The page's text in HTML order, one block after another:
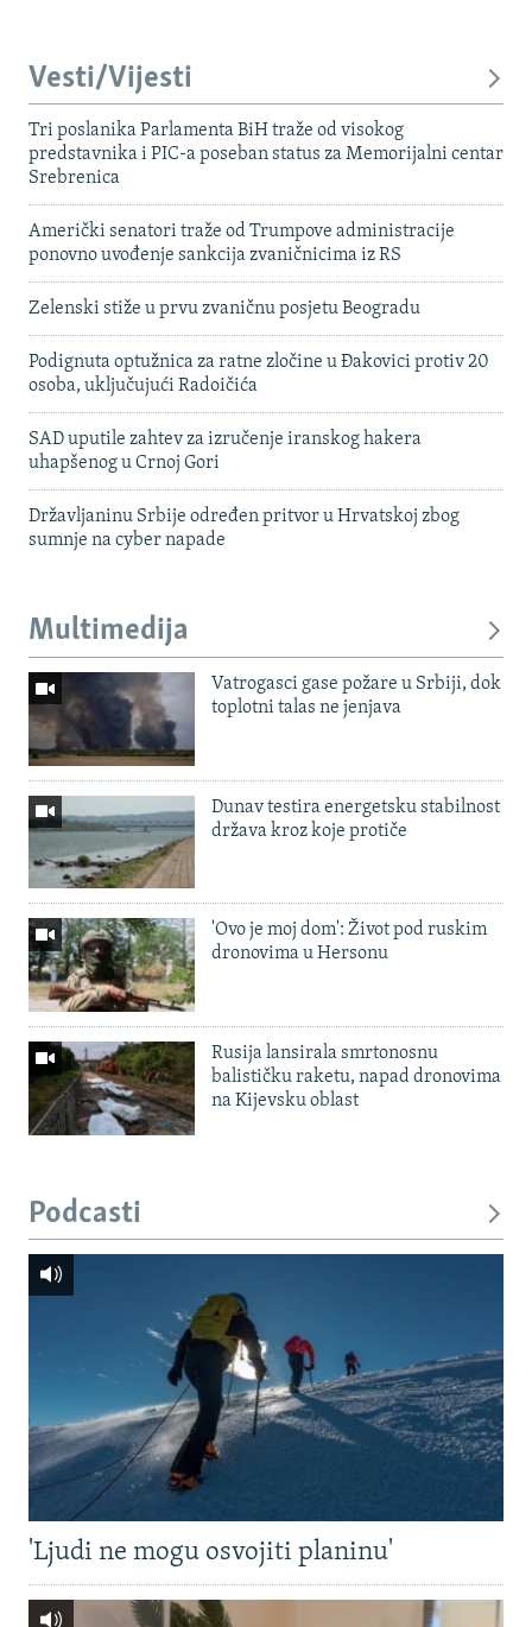
Vesti/Vijesti
Tri poslanika Parlamenta BiH traže od visokog
predstavnika i PIC-a poseban status za Memorijalni centar
Srebrenica
Američki senatori traže od Trumpove administracije
ponovno uvođenje sankcija zvaničnicima iz RS
Zelenski stiže u prvu zvaničnu posjetu Beogradu
Podignuta optužnica za ratne zločine u Đakovici protiv 20
osoba, uključujući Radoičića
SAD uputile zahtev za izručenje iranskog hakera
uhapšenog u Crnoj Gori
Državljaninu Srbije određen pritvor u Hrvatskoj zbog
sumnje na cyber napade
Multimedija
Vatrogasci gase požare u Srbiji, dok
toplotni talas ne jenjava
Dunav testira energetsku stabilnost
država kroz koje protiče
'Ovo je moj dom': Život pod ruskim
dronovima u Hersonu
Rusija lansirala smrtonosnu
balističku raketu, napad dronovima
na Kijevsku oblast
Podcasti
'Ljudi ne mogu osvojiti planinu'